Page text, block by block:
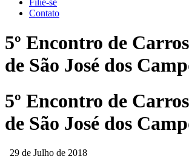
Filie-se
Contato
5º Encontro de
de São José dos
5º Encontro de
de São José dos
29 de Julho de 2018